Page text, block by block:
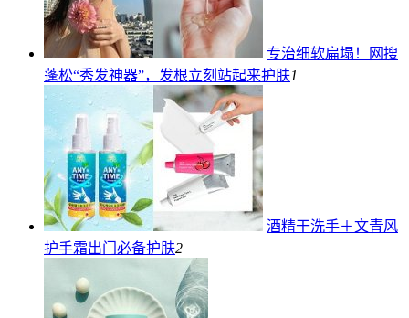
专治细软扁塌！网搜
蓬松“秀发神器”，发根立刻站起来护肤1
酒精干洗手＋文青风
护手霜出门必备护肤2